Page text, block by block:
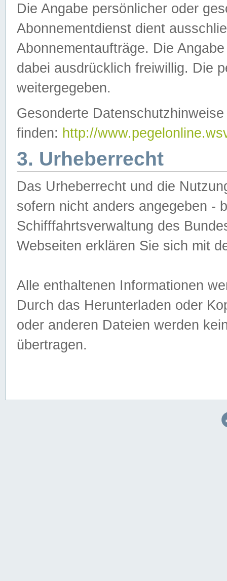
Die Angabe persönlicher oder
Abonnementdienst dient
Abonnementaufträge. Die
dabei ausdrücklich freiwillig. Die
weitergegeben.
Gesonderte
finden: http://
3. Urheberrecht
Das Urheberrecht und die
sofern nicht anders angegeben -
Schifffahrtsverwaltung des
Webseiten erklären Sie sich mit
Alle enthaltenen Informationen
Durch das Herunterladen oder
oder anderen Dateien werden
übertragen.